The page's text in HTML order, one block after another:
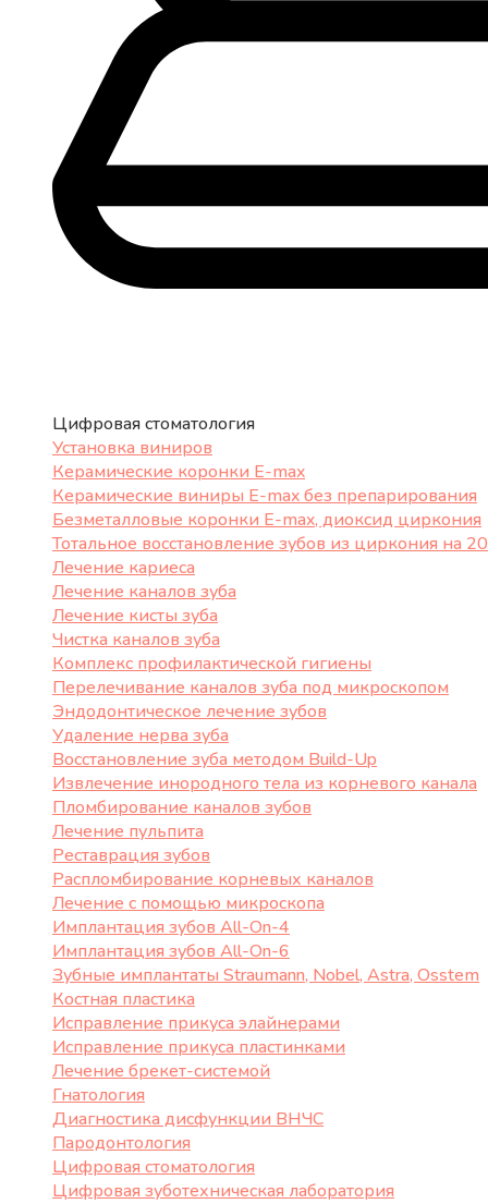
Цифровая стоматология
Установка виниров
Керамические коронки E-max
Керамические виниры E-max без препарирования
Безметалловые коронки Е-max, диоксид циркония
Тотальное восстановление зубов из циркония на
Лечение кариеса
Лечение каналов зуба
Лечение кисты зуба
Чистка каналов зуба
Комплекс профилактической гигиены
Перелечивание каналов зуба под микроскопом
Эндодонтическое лечение зубов
Удаление нерва зуба
Восстановление зуба методом Build-Up
Извлечение инородного тела из корневого канала
Пломбирование каналов зубов
Лечение пульпита
Реставрация зубов
Распломбирование корневых каналов
Лечение с помощью микроскопа
Имплантация зубов All-On-4
Имплантация зубов All-On-6
Зубные имплантаты Straumann, Nobel, Astra, Osstem
Костная пластика
Исправление прикуса элайнерами
Исправление прикуса пластинками
Лечение брекет-системой
Гнатология
Диагностика дисфункции ВНЧС
Пародонтология
Цифровая стоматология
Цифровая зуботехническая лаборатория